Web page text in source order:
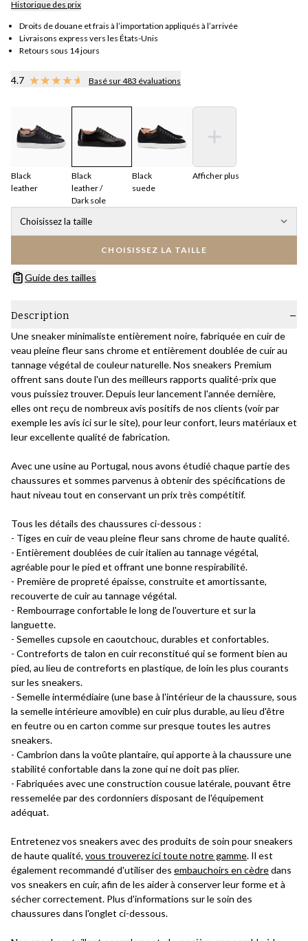
Historique des prix
Droits de douane et frais à l’importation appliqués à l’arrivée
Livraisons express vers les États-Unis
Retours sous 14 jours
4.7 Basé sur 483 évaluations
Black
leather
Black
leather /
Dark sole
Black
suede
Afficher plus
Choisissez la taille
CHOISISSEZ LA TAILLE
Guide des tailles
Description
Une sneaker minimaliste entièrement noire, fabriquée en cuir de
veau pleine fleur sans chrome et entièrement doublée de cuir au
tannage végétal de couleur naturelle. Nos sneakers Premium
offrent sans doute l'un des meilleurs rapports qualité-prix que
vous puissiez trouver. Depuis leur lancement l'année dernière,
elles ont reçu de nombreux avis positifs de nos clients (voir par
exemple les avis ici sur le site), pour leur confort, leurs matériaux et
leur excellente qualité de fabrication.
Avec une usine au Portugal, nous avons étudié chaque partie des
chaussures et sommes parvenus à obtenir des spécifications de
haut niveau tout en conservant un prix très compétitif.
Tous les détails des chaussures ci-dessous :
- Tiges en cuir de veau pleine fleur sans chrome de haute qualité.
- Entièrement doublées de cuir italien au tannage végétal,
agréable pour le pied et offrant une bonne respirabilité.
- Première de propreté épaisse, construite et amortissante,
recouverte de cuir au tannage végétal.
- Rembourrage confortable le long de l'ouverture et sur la
languette.
- Semelles cupsole en caoutchouc, durables et confortables.
- Contreforts de talon en cuir reconstitué qui se forment bien au
pied, au lieu de contreforts en plastique, de loin les plus courants
sur les sneakers.
- Semelle intermédiaire (une base à l'intérieur de la chaussure, sous
la semelle intérieure amovible) en cuir plus durable, au lieu d'être
en feutre ou en carton comme sur presque toutes les autres
sneakers.
- Cambrion dans la voûte plantaire, qui apporte à la chaussure une
stabilité confortable dans la zone qui ne doit pas plier.
- Fabriquées avec une construction cousue latérale, pouvant être
ressemelée par des cordonniers disposant de l'équipement
adéquat.
Entretenez vos sneakers avec des produits de soin pour sneakers
de haute qualité, vous trouverez ici toute notre gamme. Il est
également recommandé d'utiliser des embauchoirs en cèdredans
vos sneakers en cuir, afin de les aider à conserver leur forme et à
sécher correctement. Plus d'informations sur le soin des
chaussures dans l'onglet ci-dessous.